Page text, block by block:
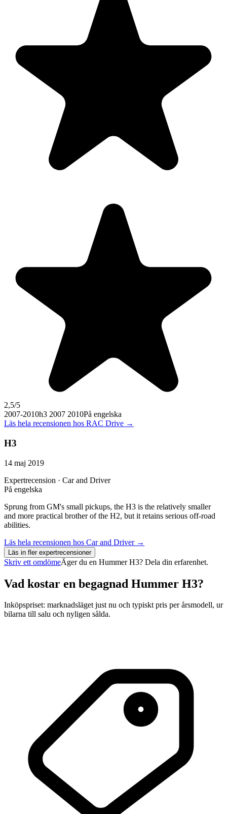
2,5/5
2007-2010h3 2007 2010På engelska
Läs hela recensionen hos RAC Drive →
H3
14 maj 2019
Expertrecension · Car and Driver
På engelska
Sprung from GM's small pickups, the H3 is the relatively smaller
and more practical brother of the H2, but it retains serious off-road
abilities.
Läs hela recensionen hos Car and Driver→
Läs in fler expertrecensioner
Skriv ett omdömeÄger du en Hummer H3? Dela din erfarenhet.
Vad kostar en begagnad Hummer H3?
Inköpspriset: marknadsläget just nu och typiskt pris per årsmodell, ur
bilarna till salu och nyligen sålda.